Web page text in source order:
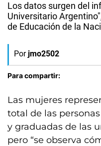
Los datos surgen del
Universitario
de Educación de la
Por jmo2502
Para compartir:
Las mujeres
total de las
y graduadas de las
pero “se observa